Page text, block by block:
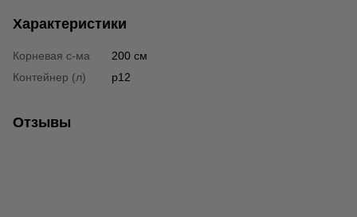
Характеристики
Корневая с-ма
200 см
Контейнер (л)
p12
Отзывы